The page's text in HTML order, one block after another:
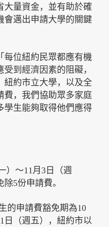
大量資金，並有助於確
會邁出申請大學的關鍵
每位紐約民眾都應有機
到經濟因素的阻礙，
紐約市立大學，以及全
費，我們協助眾多家庭
學生能夠取得他們應得
）～11月3日（週
5份申請費。
的申請費豁免期為10
日（週五），紐約市以